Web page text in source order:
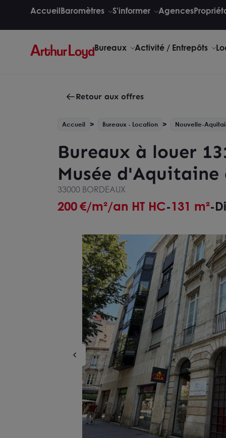
AccueilBaromètres S'informer Agences
Bureaux Activité / Entrepôts
Retour aux offres
Accueil Bureaux - Location Nouvelle-
Bureaux à louer
Musée d'Aquitaine
33000 BORDEAUX
200€/m²/an HT HC-131 m²-